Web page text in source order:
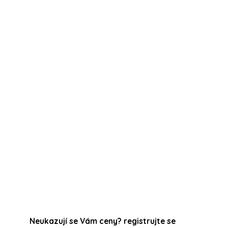
Neukazují se Vám ceny? registrujte se